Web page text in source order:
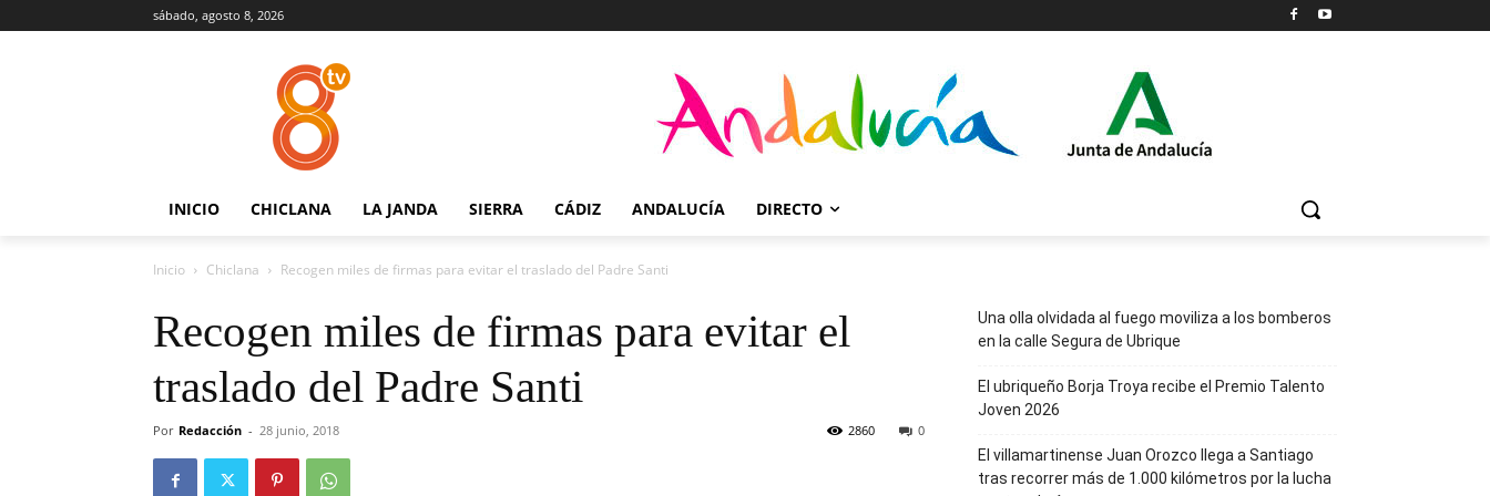
sábado, agosto 8, 2026
INICIO CHICLANA LA JANDA SIERRA CÁDIZ ANDALUCÍA DIRECTO
Inicio Chiclana Recogen miles de firmas para evitar el traslado del Padre Santi
Recogen miles de firmas para evitar el
traslado del Padre Santi
Por Redacción - 28 junio, 2018 0
2860
Una olla olvidada al fuego moviliza a los bomberos
en la calle Segura de Ubrique
El ubriqueño Borja Troya recibe el Premio Talento
Joven 2026
El villamartinense Juan Orozco llega a Santiago
tras recorrer más de 1.000 kilómetros por la lucha